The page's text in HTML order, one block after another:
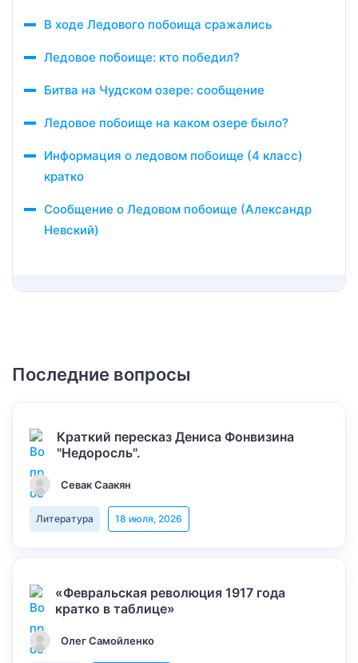
В ходе Ледового побоища сражались
Ледовое побоище: кто победил?
Битва на Чудском озере: сообщение
Ледовое побоище на каком озере было?
Информация о ледовом побоище (4 класс)
кратко
Сообщение о Ледовом побоище (Александр
Невский)
Последние вопросы
Краткий пересказ Дениса Фонвизина
"Недоросль".
Севак Саакян
Литература 18 июля, 2026
«Февральская революция 1917 года
кратко в таблице»
Олег Самойленко